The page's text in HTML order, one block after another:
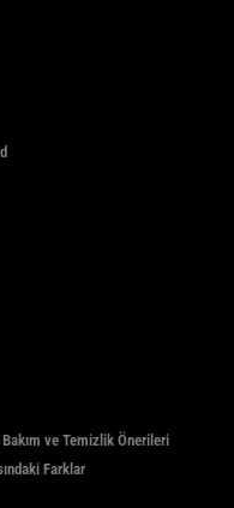
ve Temizlik Önerileri
Farklar